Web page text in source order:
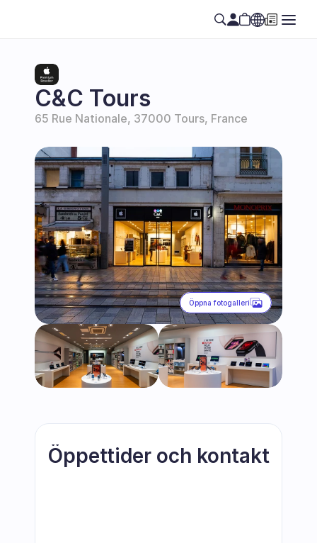
SE
C&C Tours
65 Rue Nationale, 37000 Tours, France
Öppna fotogalleri
Öppettider och kontakt